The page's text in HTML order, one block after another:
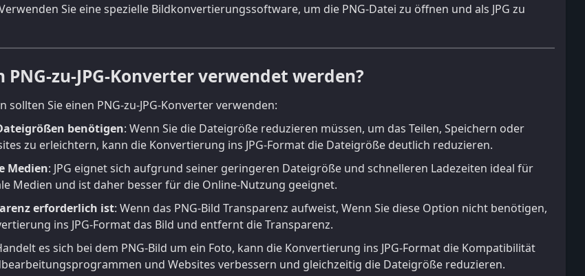
Sie eine spezielle Bildkonvertierungssoftware, um die PNG-Datei zu öffnen und als JPG zu
PNG-zu-JPG-Konverter verwendet werden?
Sie einen PNG-zu-JPG-Konverter verwenden:
benötigen: Wenn Sie die Dateigröße reduzieren müssen, um das Teilen, Speichern oder
zu erleichtern, kann die Konvertierung ins JPG-Format die Dateigröße deutlich reduzieren.
Medien: JPG eignet sich aufgrund seiner geringeren Dateigröße und schnelleren Ladezeiten ideal für
Medien und ist daher besser für die Online-Nutzung geeignet.
erforderlich ist: Wenn das PNG-Bild Transparenz aufweist, Wenn Sie diese Option nicht benötigen,
ins JPG-Format das Bild und entfernt die Transparenz.
es sich bei dem PNG-Bild um ein Foto, kann die Konvertierung ins JPG-Format die Kompatibilität
und Websites verbessern und gleichzeitig die Dateigröße reduzieren.